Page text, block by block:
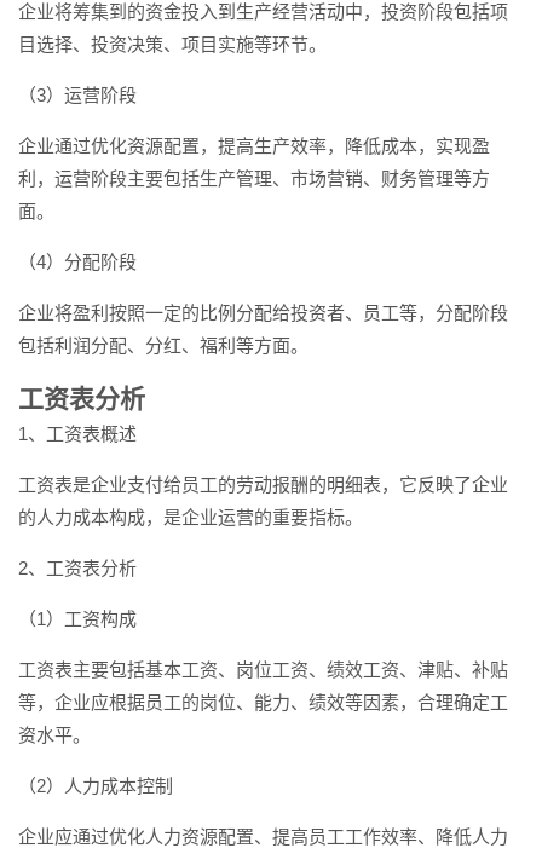
企业将筹集到的资金投入到生产经营活动中，投资阶段包括项
目选择、投资决策、项目实施等环节。
（3）运营阶段
企业通过优化资源配置，提高生产效率，降低成本，实现盈
利，运营阶段主要包括生产管理、市场营销、财务管理等方
面。
（4）分配阶段
企业将盈利按照一定的比例分配给投资者、员工等，分配阶段
包括利润分配、分红、福利等方面。
工资表分析
1、工资表概述
工资表是企业支付给员工的劳动报酬的明细表，它反映了企业
的人力成本构成，是企业运营的重要指标。
2、工资表分析
（1）工资构成
工资表主要包括基本工资、岗位工资、绩效工资、津贴、补贴
等，企业应根据员工的岗位、能力、绩效等因素，合理确定工
资水平。
（2）人力成本控制
企业应通过优化人力资源配置、提高员工工作效率、降低人力